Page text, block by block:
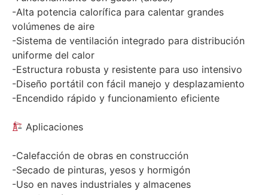
-Alta potencia calorífica para calentar grandes
volúmenes de aire
-Sistema de ventilación integrado para distribución
uniforme del calor
-Estructura robusta y resistente para uso intensivo
-Diseño portátil con fácil manejo y desplazamiento
-Encendido rápido y funcionamiento eficiente
Aplicaciones
-Calefacción de obras en construcción
-Secado de pinturas, yesos y hormigón
-Uso en naves industriales y almacenes